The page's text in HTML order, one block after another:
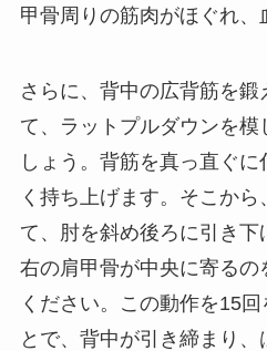
甲骨周りの筋肉がほぐれ、
さらに、背中の広背筋を鍛
て、ラットプルダウンを模
しょう。背筋を真っ直ぐ
く持ち上げます。そこか
て、肘を斜め後ろに引き
右の肩甲骨が中央に寄るの
ください。この動作を15
とで、背中が引き締まり